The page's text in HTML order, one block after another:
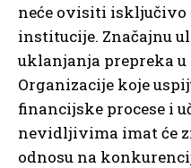
neće ovisiti
institucije. Značajnu
uklanjanja prepreka
Organizacije koje
financijske procese i
nevidljivima imat će
odnosu na